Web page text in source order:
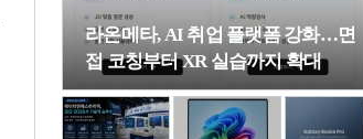
라온메타, AI 취업 플랫폼 강화…면
접 코칭부터 XR 실습까지 확대